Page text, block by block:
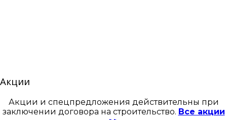
Акции
Акции и спецпредложения действительны при
заключении договора на строительство. Все акции